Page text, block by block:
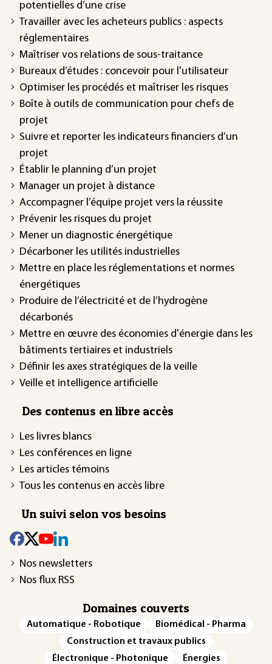
potentielles d’une crise
Travailler avec les acheteurs publics : aspects
réglementaires
Maîtriser vos relations de sous-traitance
Bureaux d’études : concevoir pour l'utilisateur
Optimiser les procédés et maîtriser les risques
Boîte à outils de communication pour chefs de
projet
Suivre et reporter les indicateurs financiers d’un
projet
Établir le planning d’un projet
Manager un projet à distance
Accompagner l’équipe projet vers la réussite
Prévenir les risques du projet
Mener un diagnostic énergétique
Décarboner les utilités industrielles
Mettre en place les réglementations et normes
énergétiques
Produire de l’électricité et de l’hydrogène
décarbonés
Mettre en œuvre des économies d'énergie dans les
bâtiments tertiaires et industriels
Définir les axes stratégiques de la veille
Veille et intelligence artificielle
Des contenus en libre accès
Les livres blancs
Les conférences en ligne
Les articles témoins
Tous les contenus en accès libre
Un suivi selon vos besoins
Nos newsletters
Nos flux RSS
Domaines couverts
Automatique - Robotique
Biomédical - Pharma
Construction et travaux publics
Électronique - Photonique
Énergies